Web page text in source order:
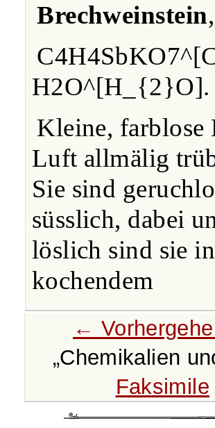
Brechweinstein
H2O^[H_{2}O].
Kleine, farblose
Luft allmälig
Sie sind
süsslich, dabei
löslich sind sie
kochendem
←
Chemikalien
Faksimile